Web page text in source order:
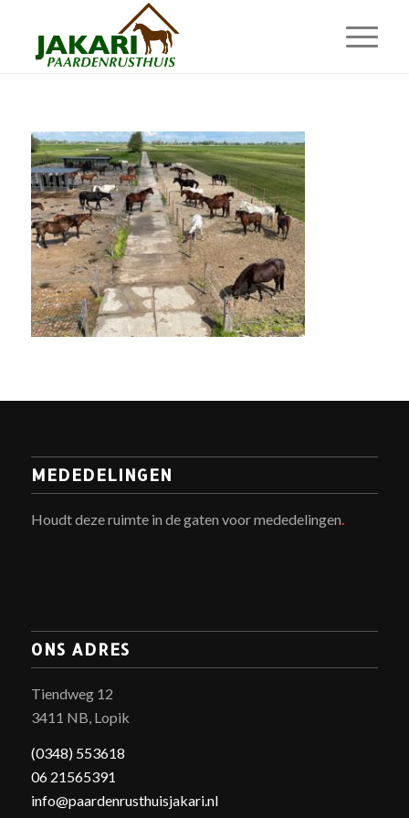
MEDEDELINGEN
Houdt deze ruimte in de gaten voor mededelingen.
ONS ADRES
Tiendweg 12
3411 NB, Lopik
(0348) 553618
06 21565391
info@paardenrusthuisjakari.nl